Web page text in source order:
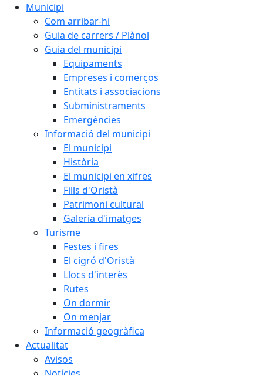
Municipi
Com arribar-hi
Guia de carrers / Plànol
Guia del municipi
Equipaments
Empreses i comerços
Entitats i associacions
Subministraments
Emergències
Informació del municipi
El municipi
Història
El municipi en xifres
Fills d'Oristà
Patrimoni cultural
Galeria d'imatges
Turisme
Festes i fires
El cigró d'Oristà
Llocs d'interès
Rutes
On dormir
On menjar
Informació geogràfica
Actualitat
Avisos